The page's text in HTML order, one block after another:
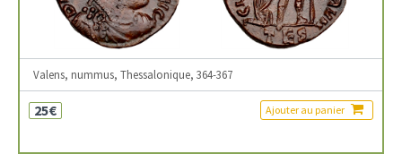
Valens, nummus, Thessalonique, 364-367
25€ Ajouter au panier